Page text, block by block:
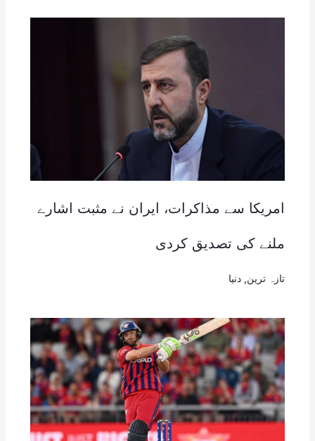
امریکا سے مذاکرات، ایران نے مثبت اشارے
ملنے کی تصدیق کردی
تازہ ترین دنیا